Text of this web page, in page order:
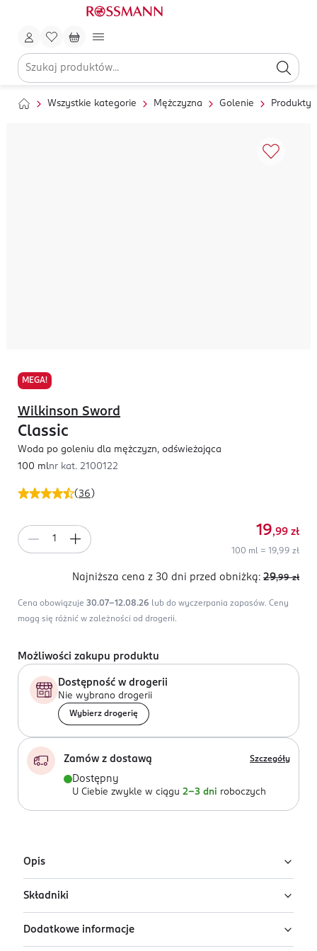
Wszystkie kategorie Mężczyzna Golenie Produkty
MEGA!
(36 )
Wilkinson Sword
Classic
Woda po goleniu dla mężczyzn, odświeżająca
100 mlnr kat. 2100122
19,99 zł
100 ml = 19,99 zł
Najniższa cena z 30 dni przed obniżką: 29,99 zł
Cena obowiązuje 30.07-12.08.26 lub do wyczerpania zapasów. Ceny
mogą się różnić w zależności od drogerii.
Możliwości zakupu produktu
Dostępność w drogerii
Nie wybrano drogerii
Wybierz drogerię
Zamów z dostawą Szczegóły
Dostępny
U Ciebie zwykle w ciągu 2-3 dni roboczych
Opis
Woda po goleniu Wilkinson Sword Classic o
wyrafinowanym zapachu wzbogaconym olejkami
eterycznymi pozostawia skórę miękką i odświeżoną.
Składniki
Ingredients: Alcohol Denat., Aqua, Parfum, PEG-40
Dodatkowe informacje